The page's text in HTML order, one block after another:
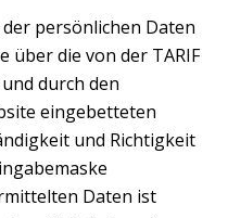
persönlichen Daten
die von der TARIF
durch den
eingebetteten
und Richtigkeit
Daten ist